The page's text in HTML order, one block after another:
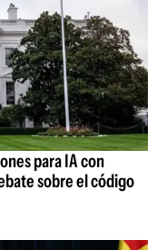
para IA con
sobre el código